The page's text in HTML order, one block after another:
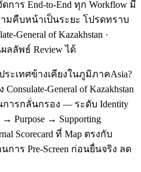
การ End-to-End ทุก Workflow มี
มคืบหน้าเป็นระยะ โปรดทราบ
General of Kazakhstan ·
ลลัพธ์ Review ได้
ะเทศข้างเคียงในภูมิภาคAsia?
General of Kazakhstan
การกลั่นกรอง — ระดับ Identity
Purpose → Supporting
Scorecard ที่ Map ตรงกับ
การ Pre-Screen ก่อนยื่นจริง ลด